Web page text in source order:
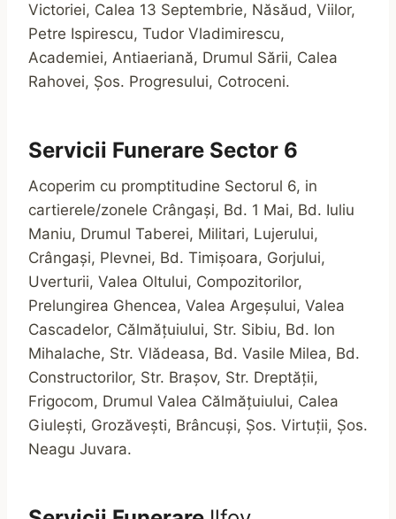
Victoriei, Calea 13 Septembrie, Năsăud, Viilor,
Petre Ispirescu, Tudor Vladimirescu,
Academiei, Antiaeriană, Drumul Sării, Calea
Rahovei, Șos. Progresului, Cotroceni.
Servicii Funerare Sector 6
Acoperim cu promptitudine Sectorul 6, in
cartierele/zonele Crângași, Bd. 1 Mai, Bd. Iuliu
Maniu, Drumul Taberei, Militari, Lujerului,
Crângași, Plevnei, Bd. Timișoara, Gorjului,
Uverturii, Valea Oltului, Compozitorilor,
Prelungirea Ghencea, Valea Argeșului, Valea
Cascadelor, Călmățuiului, Str. Sibiu, Bd. Ion
Mihalache, Str. Vlădeasa, Bd. Vasile Milea, Bd.
Constructorilor, Str. Brașov, Str. Dreptății,
Frigocom, Drumul Valea Călmățuiului, Calea
Giulești, Grozăvești, Brâncuși, Șos. Virtuții, Șos.
Neagu Juvara.